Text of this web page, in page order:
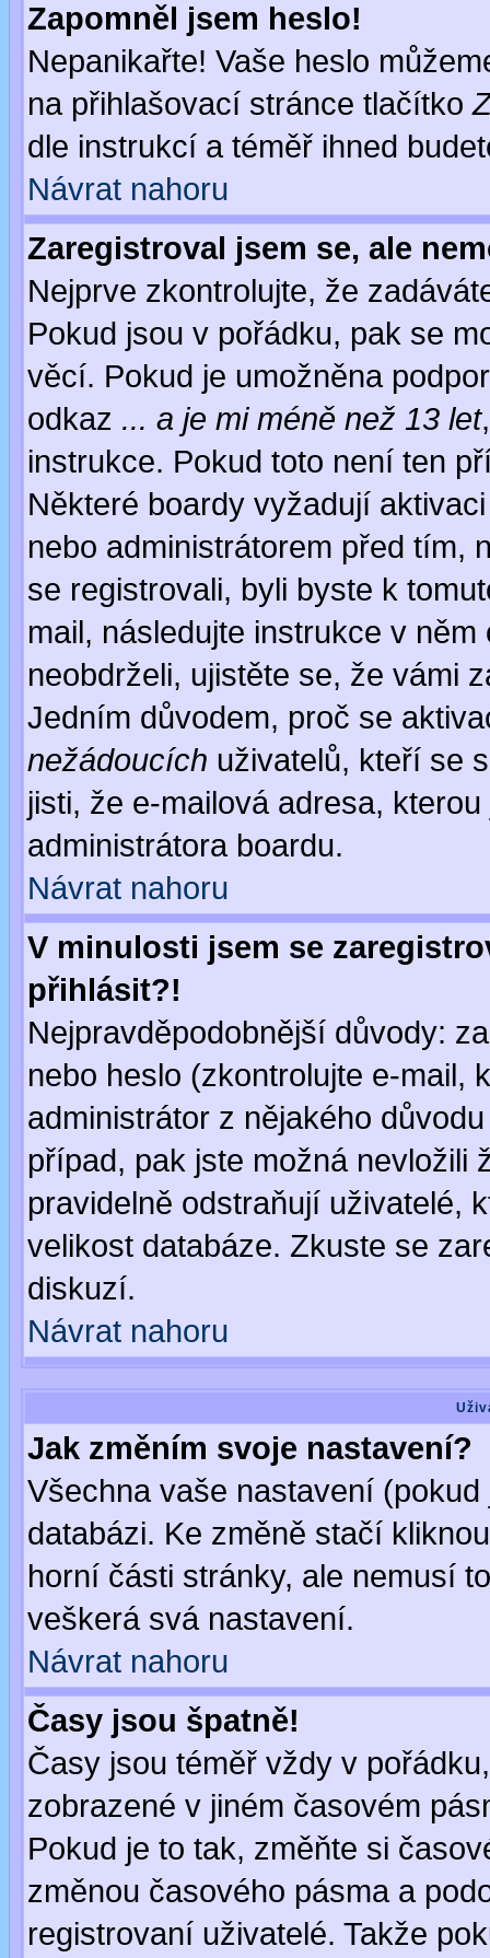
Zapomněl jsem heslo!
Nepanikařte! Vaše heslo
na přihlašovací stránce tlačítko
dle instrukcí a téměř ihned
Návrat nahoru
Zaregistroval jsem se, ale
Nejprve zkontrolujte, že
Pokud jsou v pořádku, pak se
věcí. Pokud je umožněna
odkaz ... a je mi méně než 13 let
instrukce. Pokud toto není ten
Některé boardy vyžadují
nebo administrátorem před tím,
se registrovali, byli byste k
mail, následujte instrukce v
neobdrželi, ujistěte se, že vámi
Jedním důvodem, proč se
nežádoucích uživatelů, kteří se
jisti, že e-mailová adresa,
administrátora boardu.
Návrat nahoru
V minulosti jsem se
přihlásit?!
Nejpravděpodobnější důvody:
nebo heslo (zkontrolujte e-mail,
administrátor z nějakého
případ, pak jste možná nevložili
pravidelně odstraňují uživatelé,
velikost databáze. Zkuste se
diskuzí.
Návrat nahoru
Jak změním svoje nastavení?
Všechna vaše nastavení
databázi. Ke změně stačí
horní části stránky, ale nemusí
veškerá svá nastavení.
Návrat nahoru
Časy jsou špatně!
Časy jsou téměř vždy v
zobrazené v jiném časovém
Pokud je to tak, změňte si
změnou časového pásma a
registrovaní uživatelé. Takže